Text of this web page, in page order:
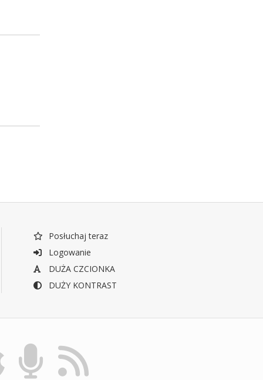
Posłuchaj teraz
Logowanie
DUŻA CZCIONKA
DUŻY KONTRAST